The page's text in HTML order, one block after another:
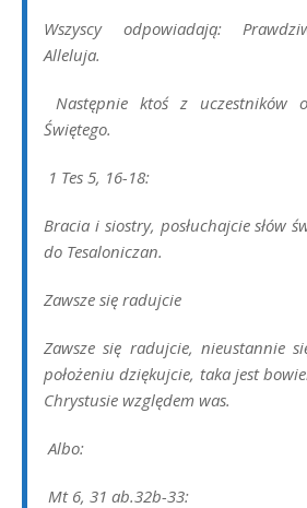
Wszyscy odpowiadają:
Alleluja.
Następnie ktoś z uczestników
Świętego.
1 Tes 5, 16-18:
Bracia i siostry, posłuchajcie słów
do Tesaloniczan.
Zawsze się radujcie
Zawsze się radujcie, nieustannie
położeniu dziękujcie, taka jest
Chrystusie względem was.
Albo:
Mt 6, 31 ab.32b-33: